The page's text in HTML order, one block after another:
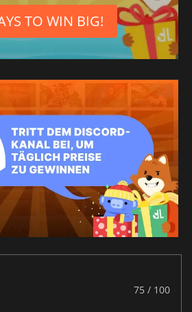
TO WIN BIG!
75 / 100